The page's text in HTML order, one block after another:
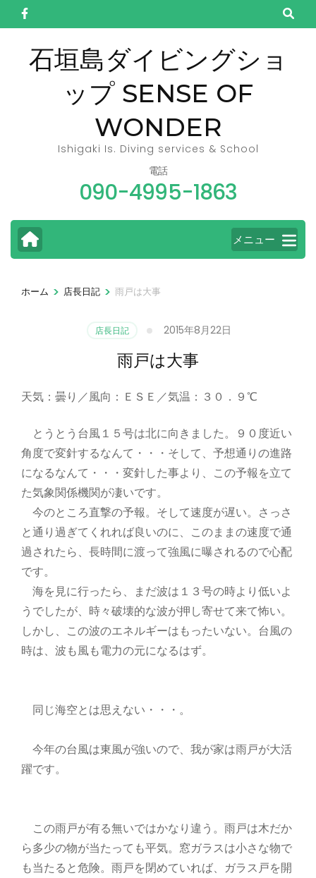
ン
石垣島ダイビングショ
ップ SENSE OF
WONDER
Ishigaki Is. Diving services & School
電話
090-4995-1863
メニュー
ホーム > 店長日記 > 雨戸は大事
店長日記 2015年8月22日
雨戸は大事
天気：曇り／風向：ＥＳＥ／気温：３０．９℃
とうとう台風１５号は北に向きました。９０度近い
角度で変針するなんて・・・そして、予想通りの進路
になるなんて・・・変針した事より、この予報を立て
た気象関係機関が凄いです。
今のところ直撃の予報。そして速度が遅い。さっさ
と通り過ぎてくれれば良いのに、このままの速度で通
過されたら、長時間に渡って強風に曝されるので心配
です。
海を見に行ったら、まだ波は１３号の時より低いよ
うでしたが、時々破壊的な波が押し寄せて来て怖い。
しかし、この波のエネルギーはもったいない。台風の
時は、波も風も電力の元になるはず。
同じ海空とは思えない・・・。
今年の台風は東風が強いので、我が家は雨戸が大活
躍です。
この雨戸が有る無いではかなり違う。雨戸は木だか
ら多少の物が当たっても平気。窓ガラスは小さな物で
も当たると危険。雨戸を閉めていれば、ガラス戸を開